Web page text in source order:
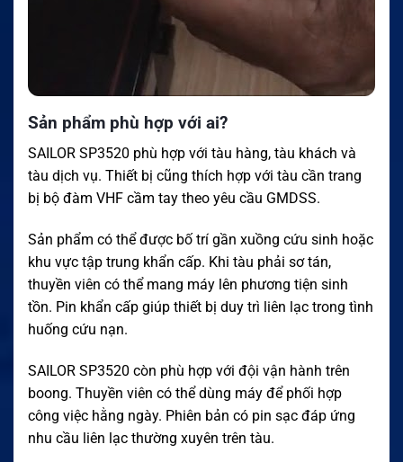
Sản phẩm phù hợp với ai?
SAILOR SP3520 phù hợp với tàu hàng, tàu khách và
tàu dịch vụ. Thiết bị cũng thích hợp với tàu cần trang
bị bộ đàm VHF cầm tay theo yêu cầu GMDSS.
Sản phẩm có thể được bố trí gần xuồng cứu sinh hoặc
khu vực tập trung khẩn cấp. Khi tàu phải sơ tán,
thuyền viên có thể mang máy lên phương tiện sinh
tồn. Pin khẩn cấp giúp thiết bị duy trì liên lạc trong tình
huống cứu nạn.
SAILOR SP3520 còn phù hợp với đội vận hành trên
boong. Thuyền viên có thể dùng máy để phối hợp
công việc hằng ngày. Phiên bản có pin sạc đáp ứng
nhu cầu liên lạc thường xuyên trên tàu.